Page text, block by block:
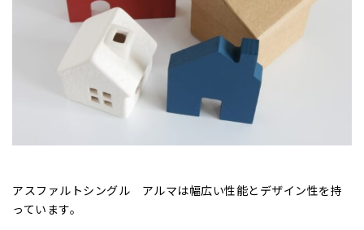
アスファルトシングル アルマは幅広い性能とデザイン性を持
っています。